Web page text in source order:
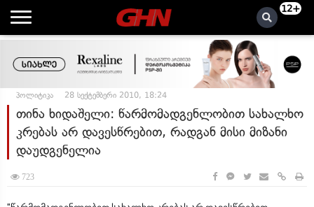
12+
პოლიტიკა 28 სექტემბერი 2010, 18:24
თინა ხიდაშელი: წარმომადგენლობით სახალხო
კრებას არ დავესწრებით, რადგან მისი მიზანი
დაუდგენელია
723